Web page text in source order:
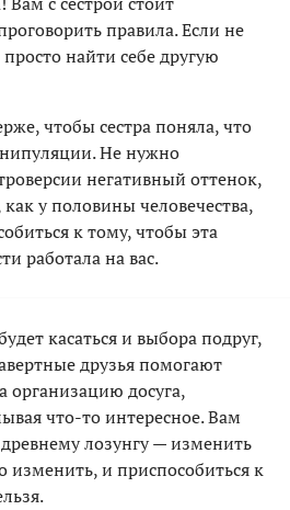
правила. Если не
найти себе другую
чтобы сестра поняла, что
Не нужно
негативный оттенок,
у половины человечества,
к тому, чтобы эта
работала на вас.
касаться и выбора подруг,
друзья помогают
организацию досуга,
что-то интересное. Вам
лозунгу — изменить
и приспособиться к